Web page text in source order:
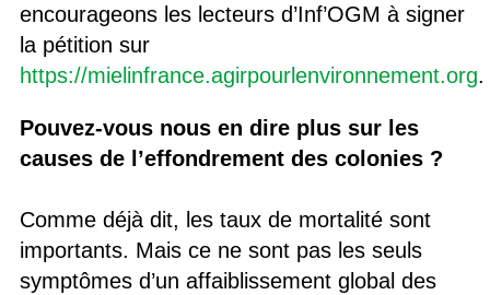
encourageons les lecteurs d’Inf’OGM à signer
la pétition sur
https://mielinfrance.agirpourlenvironnement.org.
Pouvez-vous nous en dire plus sur les
causes de l’effondrement des colonies ?
Comme déjà dit, les taux de mortalité sont
importants. Mais ce ne sont pas les seuls
symptômes d’un affaiblissement global des